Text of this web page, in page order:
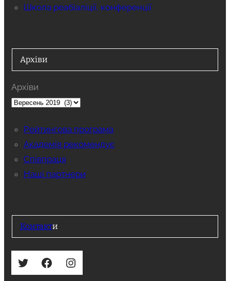
Школа реабіаліції, конференції
Архіви
Архіви
Рейтингова програма
Академія рекомендує
Співпраця
Наші партнери
Контакти
Twitter Facebook Instagram